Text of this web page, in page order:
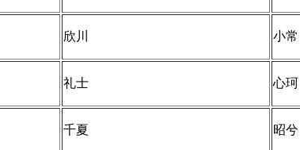
欣川 小常
礼士 心珂
千夏 昭兮